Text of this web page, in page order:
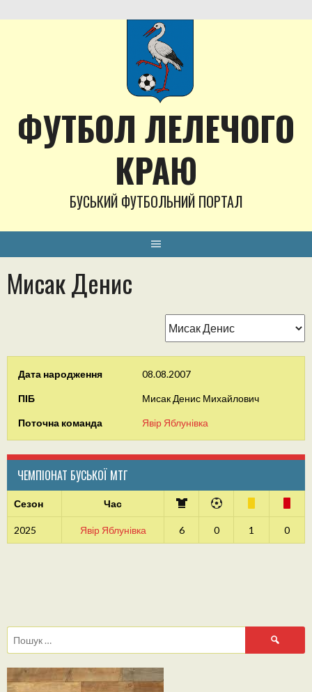
to
ФУТБОЛ ЛЕЛЕЧОГО
КРАЮ
БУСЬКИЙ ФУТБОЛЬНИЙ ПОРТАЛ
Мисак Денис
Дата народження 08.08.2007
ПІБ Мисак Денис Михайлович
Поточна команда Явір Яблунівка
ЧЕМПІОНАТ БУСЬКОЇ МТГ
Сезон Час
2025 Явір Яблунівка 6 0 1 0
Пошук: